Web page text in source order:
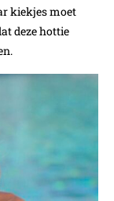
kiekjes moet
deze hottie